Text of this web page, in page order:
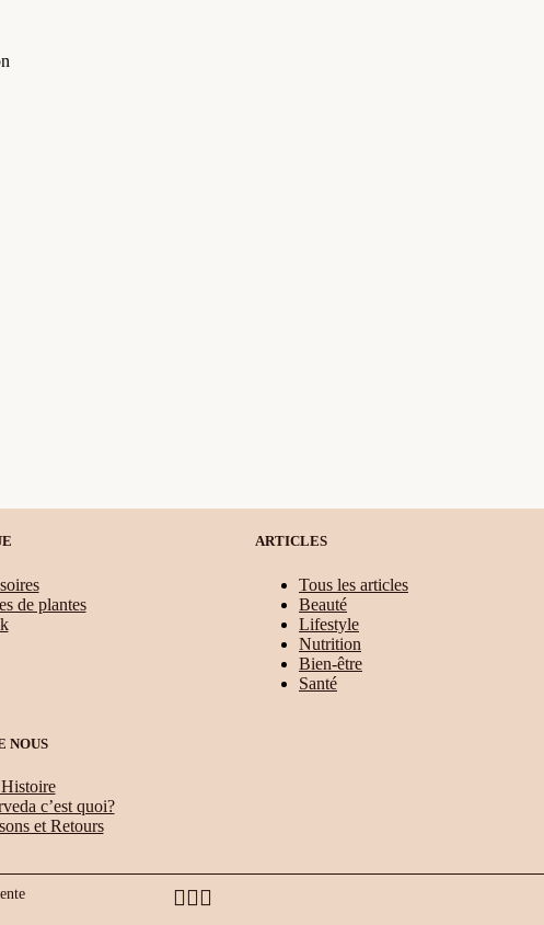
de plantes
ARTICLES
Tous les articles
Beauté
Lifestyle
Nutrition
Bien-être
Santé
NOUS
c’est quoi?
et Retours